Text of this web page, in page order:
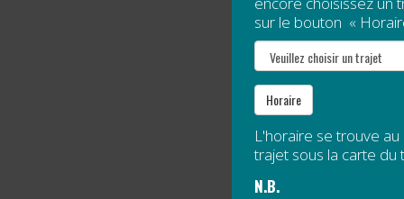
Publié
En
Depuis
sur le bouton «
Horaire
L'horaire se trouve
trajet sous la carte du
N.B.